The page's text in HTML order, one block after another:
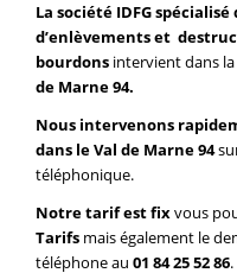
La société IDFG
d’enlèvements et
bourdons intervient dans
de Marne 94.
Nous intervenons
dans le Val de Marne 94
téléphonique.
Notre tarif est fixvous
Tarifs mais également le
téléphone au 01 84 25 52 86.